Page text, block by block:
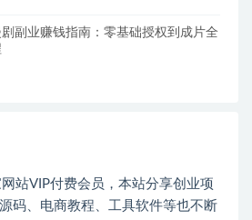
副业赚钱指南：零基础授权到成片全
站VIP付费会员，本站分享创业项
码、电商教程、工具软件等也不断